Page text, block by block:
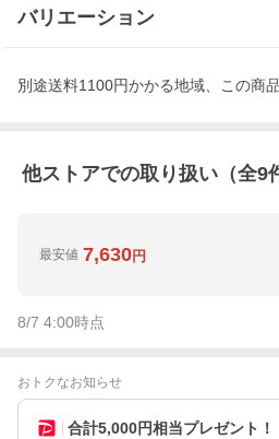
バリエーション
別途送料1100円かかる地域、この商
他ストアでの取り扱い（全9
最安値 7,630円
8/7 4:00時点
おトクなお知らせ
合計5,000円相当プレゼント！